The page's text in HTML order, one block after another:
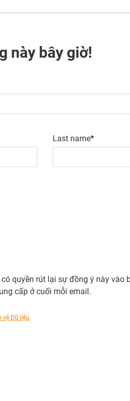
này bây giờ!
Last name
quyền rút lại sự đồng ý này vào
cấp ở cuối mỗi email.
vệ Dữ liệu.